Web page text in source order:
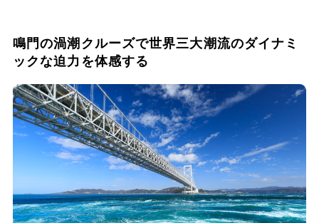
鳴門の渦潮クルーズで世界三大潮流のダイナミ
ックな迫力を体感する